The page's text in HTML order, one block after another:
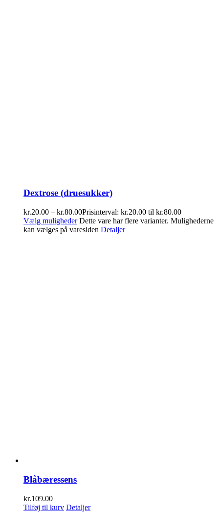
Dextrose (druesukker)
kr.20.00 – kr.80.00Prisinterval: kr.20.00 til kr.80.00
Vælg muligheder Dette vare har flere varianter. Mulighederne
kan vælges på varesiden Detaljer
Blåbæressens
kr.109.00
Tilføj til kurv Detaljer